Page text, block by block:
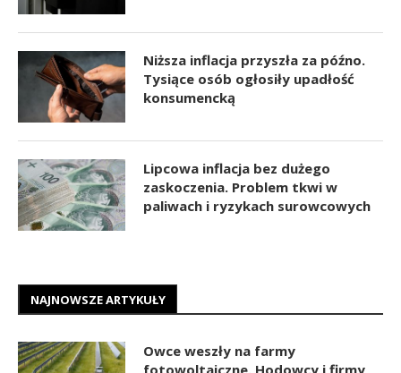
Niższa inflacja przyszła za późno.
Tysiące osób ogłosiły upadłość
konsumencką
Lipcowa inflacja bez dużego
zaskoczenia. Problem tkwi w
paliwach i ryzykach surowcowych
NAJNOWSZE ARTYKUŁY
Owce weszły na farmy